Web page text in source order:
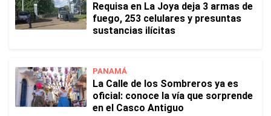
Requisa en La Joya deja 3 armas de
fuego, 253 celulares y presuntas
sustancias ilícitas
PANAMÁ
La Calle de los Sombreros ya es
oficial: conoce la vía que sorprende
en el Casco Antiguo